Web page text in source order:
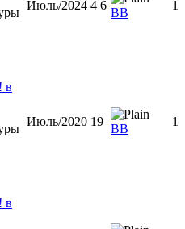
Июль/2024 4 6
BB
1
в
Июль/2020 19
BB
1
в